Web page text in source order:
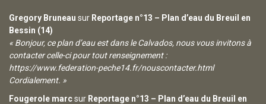
Gregory Bruneau sur Reportage n°13 – Plan d’eau du Breuil en
Bessin (14)
« Bonjour, ce plan d’eau est dans le Calvados, nous vous invitons à
contacter celle-ci pour tout renseignement :
https://www.federation-peche14.fr/nouscontacter.html
Cordialement. »
Fougerole marcsur Reportage n°13 – Plan d’eau du Breuil en